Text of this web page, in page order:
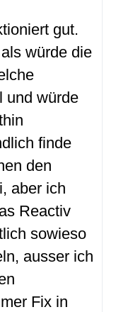
gut.
würde die
und würde
finde
den
aber ich
Reactiv
sowieso
ausser ich
Fix in